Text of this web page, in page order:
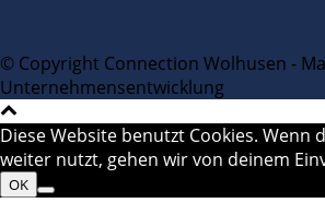
© Copyright Connection Wolhusen -
Unternehmensentwicklung
Diese Website benutzt Cookies. Wenn
weiter nutzt, gehen wir von deinem
OK